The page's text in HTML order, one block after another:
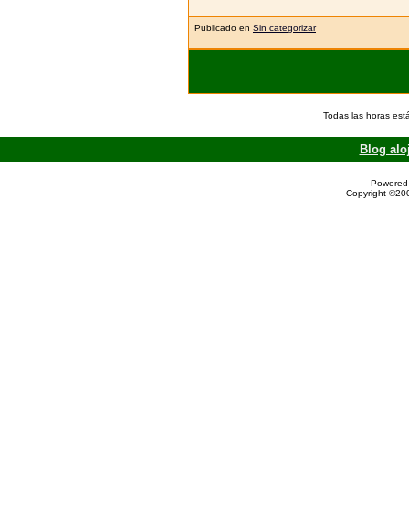
Publicado en Sin categorizar
Todas las horas
Blog
Copyright